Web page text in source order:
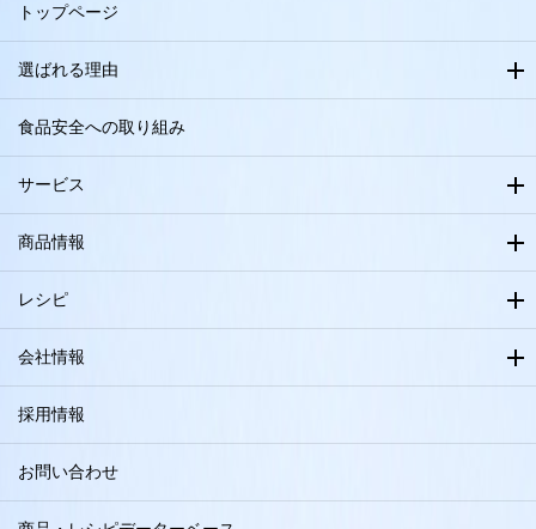
トップページ
選ばれる理由
食品安全への取り組み
サービス
商品情報
レシピ
会社情報
採用情報
お問い合わせ